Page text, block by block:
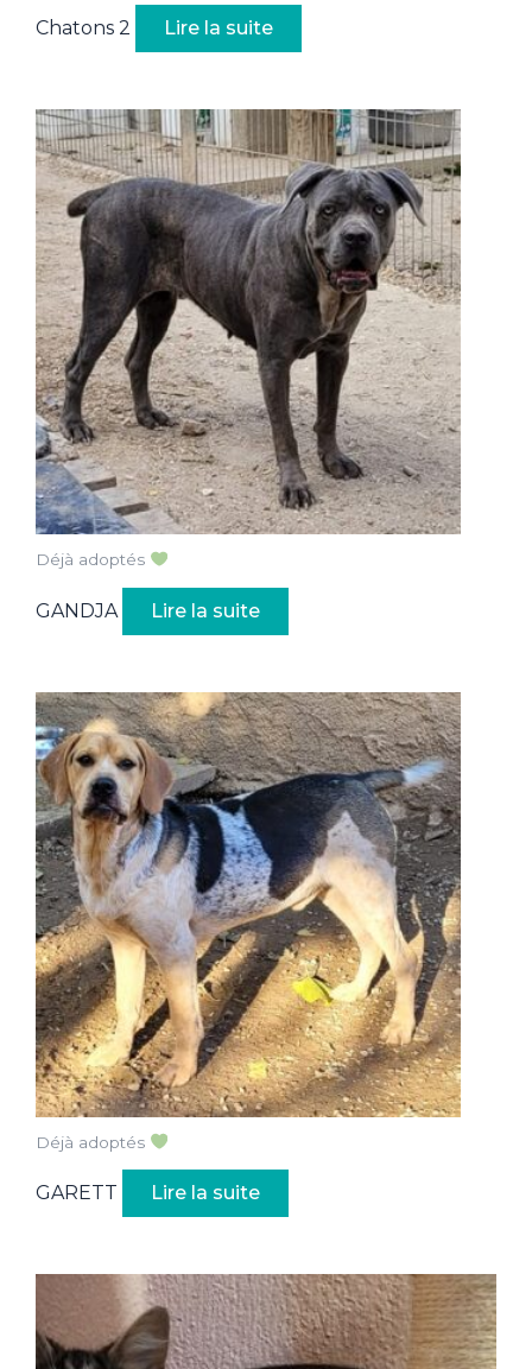
Chatons 2 Lire la suite
Déjà adoptés
GANDJA Lire la suite
Déjà adoptés
GARETT Lire la suite